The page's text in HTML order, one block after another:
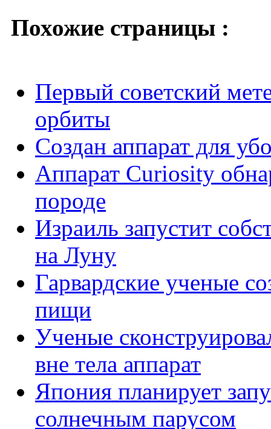
Похожие страницы :
Первый советский
орбиты
Создан аппарат для
Аппарат Curiosity
породе
Израиль запустит
на Луну
Гарвардские ученые
пищи
Ученые
вне тела аппарат
Япония планирует
солнечным парусом